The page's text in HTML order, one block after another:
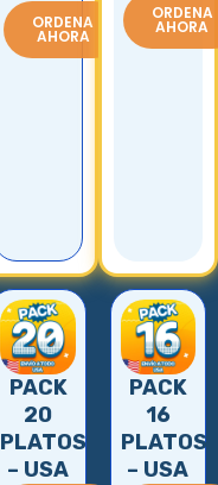
ORDENA
AHORA
ORDENA
AHORA
PACK
20
PLATOS
– USA
PACK
16
PLATOS
– USA